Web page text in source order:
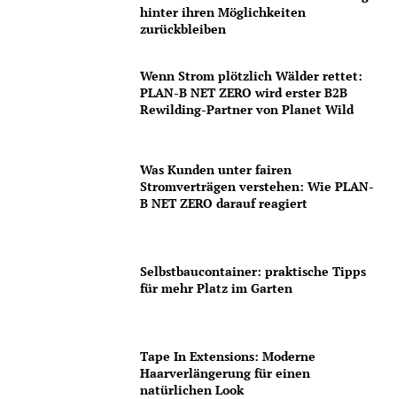
hinter ihren Möglichkeiten
zurückbleiben
Wenn Strom plötzlich Wälder rettet:
PLAN-B NET ZERO wird erster B2B
Rewilding-Partner von Planet Wild
Was Kunden unter fairen
Stromverträgen verstehen: Wie PLAN-
B NET ZERO darauf reagiert
Selbstbaucontainer: praktische Tipps
für mehr Platz im Garten
Tape In Extensions: Moderne
Haarverlängerung für einen
natürlichen Look